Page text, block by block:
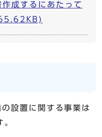
成するにあたって
設置に関する事業は